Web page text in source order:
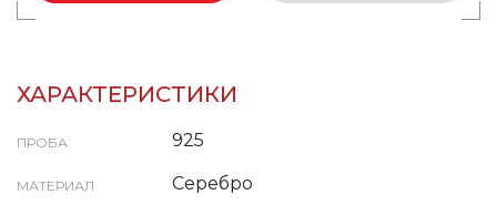
ХАРАКТЕРИСТИКИ
ПРОБА 925
МАТЕРИАЛ Серебро